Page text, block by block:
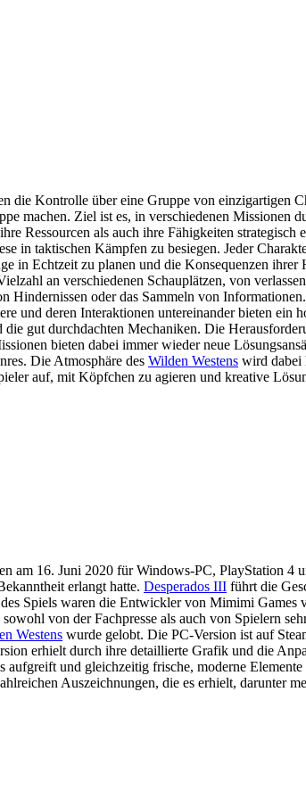
die Kontrolle über eine Gruppe von einzigartigen
machen. Ziel ist es, in verschiedenen Missionen
Ressourcen als auch ihre Fähigkeiten strategisch
in taktischen Kämpfen zu besiegen. Jeder
in Echtzeit zu planen und die Konsequenzen
an verschiedenen Schauplätzen, von
oder das Sammeln von
und deren Interaktionen untereinander bieten ein
gut durchdachten Mechaniken. Die
bieten dabei immer wieder neue
Die Atmosphäre des Wilden Westens wird dabei
auf, mit Köpfchen zu agieren und kreative
16. Juni 2020 für Windows-PC, PlayStation 4
erlangt hatte. Desperados III führt die
Spiels waren die Entwickler von Mimimi Games
von der Fachpresse als auch von Spielern
Westens wurde gelobt. Die PC-Version ist auf
erhielt durch ihre detaillierte Grafik und die
aufgreift und gleichzeitig frische, moderne
Auszeichnungen, die es erhielt, darunter